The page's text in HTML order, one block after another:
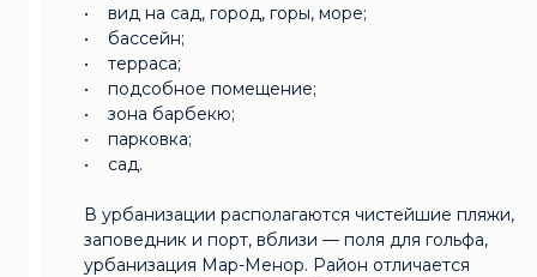
• вид на сад, город, горы, море;
• бассейн;
• терраса;
• подсобное помещение;
• зона барбекю;
• парковка;
• сад.
В урбанизации располагаются чистейшие пляжи,
заповедник и порт, вблизи — поля для гольфа,
урбанизация Мар-Менор. Район отличается